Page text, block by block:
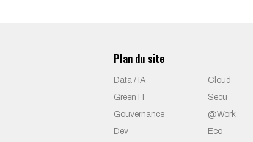
Plan du site
Data / IA
Cloud
Green IT
Secu
Gouvernance
@Work
Dev
Eco